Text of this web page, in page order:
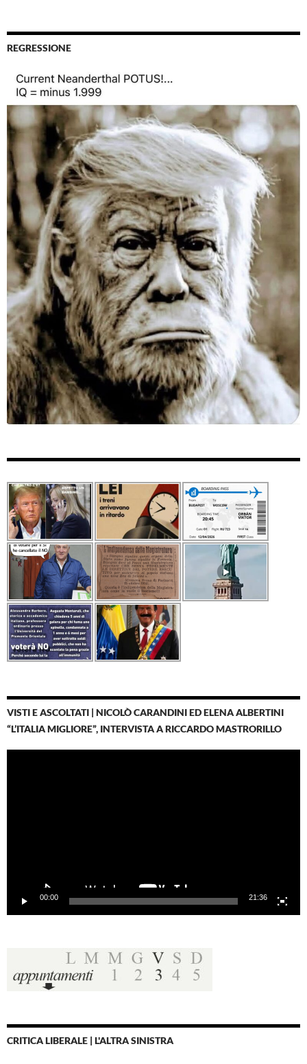
REGRESSIONE
VISTI E ASCOLTATI | NICOLÒ CARANDINI ED ELENA ALBERTINI
“L’ITALIA MIGLIORE”, INTERVISTA A RICCARDO MASTRORILLO
00:00 21:36
CRITICA LIBERALE | L'ALTRA SINISTRA